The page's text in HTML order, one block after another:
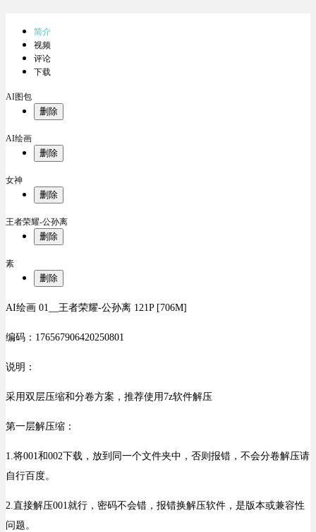
简介
视频
评论
下载
AI图包
删除
AI绘画
删除
女神
删除
王者荣耀-公孙离
删除
素
删除
AI绘画 01__王者荣耀-公孙离 121P [706M]
编码：176567906420250801
说明：
采用双层压缩和分卷方案，推荐使用7z软件解压
第一层解压缩：
1.将001和002下载，放到同一个文件夹中，否则报错，不会分卷解压请
自行百度。
2.直接解压001就行，密码不会错，报错换解压软件，是版本或兼容性
问题。